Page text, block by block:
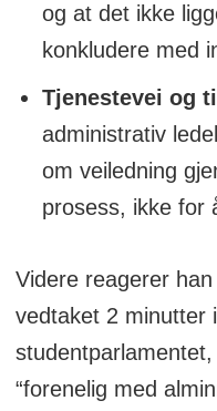
og at det ikke
konkludere med
Tjenestevei og
administrativ
om veiledning
prosess, ikke for
Videre reagerer
vedtaket 2 minutter
“forenelig med